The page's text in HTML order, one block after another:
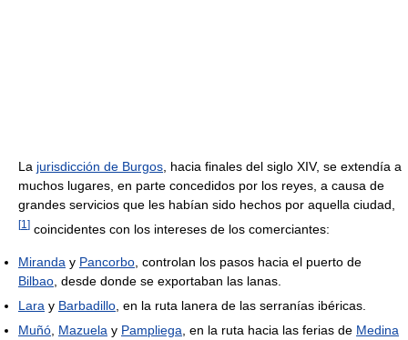
La jurisdicción de Burgos , hacia finales del siglo XIV, se extendía a
muchos lugares, en parte concedidos por los reyes, a causa de
grandes servicios que les habían sido hechos por aquella ciudad,
[1 ] coincidentes con los intereses de los comerciantes:
Miranda y Pancorbo , controlan los pasos hacia el puerto de
Bilbao , desde donde se exportaban las lanas.
Lara y Barbadillo , en la ruta lanera de las serranías ibéricas.
Muñó Mazuela y Pampliega , en la ruta hacia las ferias de Medina